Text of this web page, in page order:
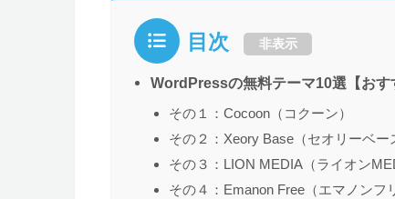
目次 非表示
WordPressの無料テーマ10選【おす
その１：Cocoon（コクーン）
その２：Xeory Base（セオリーベー
その３：LION MEDIA（ライオン
その４：Emanon Free（エマノンフ